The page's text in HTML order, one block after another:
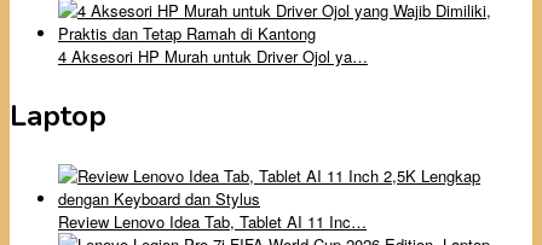
4 Aksesori HP Murah untuk Driver Ojol ya…
Laptop
Review Lenovo Idea Tab, Tablet AI 11 Inc…